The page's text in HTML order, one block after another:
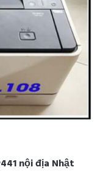
nội địa Nhật